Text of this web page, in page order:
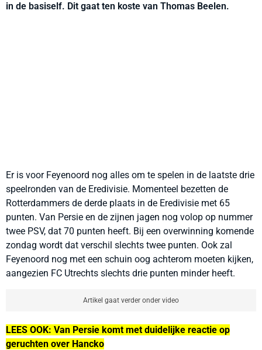
in de basiself. Dit gaat ten koste van Thomas Beelen.
Er is voor Feyenoord nog alles om te spelen in de laatste drie
speelronden van de Eredivisie. Momenteel bezetten de
Rotterdammers de derde plaats in de Eredivisie met 65
punten. Van Persie en de zijnen jagen nog volop op nummer
twee PSV, dat 70 punten heeft. Bij een overwinning komende
zondag wordt dat verschil slechts twee punten. Ook zal
Feyenoord nog met een schuin oog achterom moeten kijken,
aangezien FC Utrechts slechts drie punten minder heeft.
Artikel gaat verder onder video
LEES OOK: Van Persie komt met duidelijke reactie op
geruchten over Hancko